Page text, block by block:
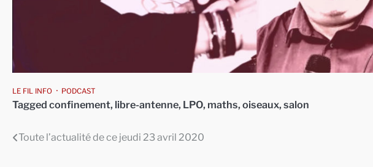
LE FIL INFO PODCAST
Tagged confinement, libre-antenne, LPO, maths, oiseaux, salon
Navigation
Toute l’actualité de ce jeudi 23 avril 2020